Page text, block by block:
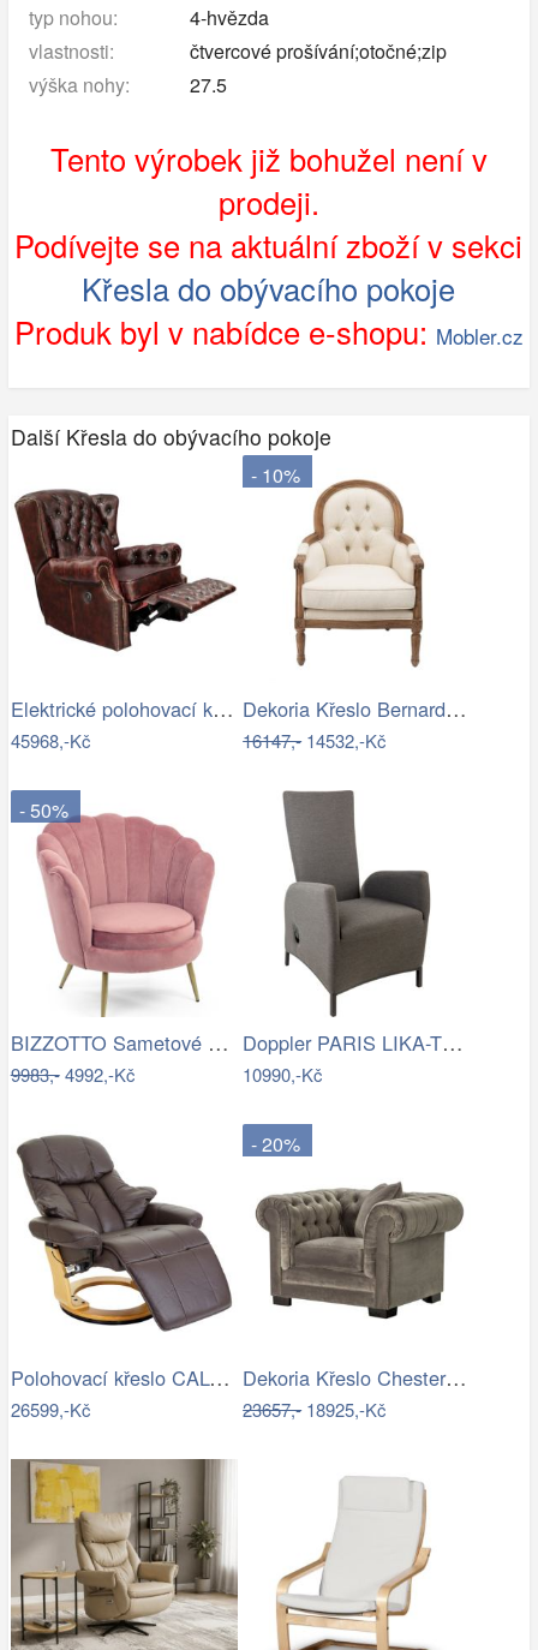
typ nohou:
4-hvězda
vlastnosti:
čtvercové prošívání;otočné;zip
výška nohy:
27.5
Tento výrobek již bohužel není v
prodeji.
Podívejte se na aktuální zboží v sekci
Křesla do obývacího pokoje
Produk byl v nabídce e-shopu: Mobler.cz
Další Křesla do obývacího pokoje
Elektrické polohovací křeslo…
45968,-Kč
- 10%
Dekoria Křeslo Bernard béžový, 67 x 73…
16147,-14532,-Kč
- 50%
BIZZOTTO Sametové křeslo GILIOLA růžové
9983,-4992,-Kč
Doppler PARIS LIKA-TEX(R) šedé -…
10990,-Kč
Polohovací křeslo CALGARY 2
26599,-Kč
- 20%
Dekoria Křeslo Chesterfield Classic…
23657,-18925,-Kč